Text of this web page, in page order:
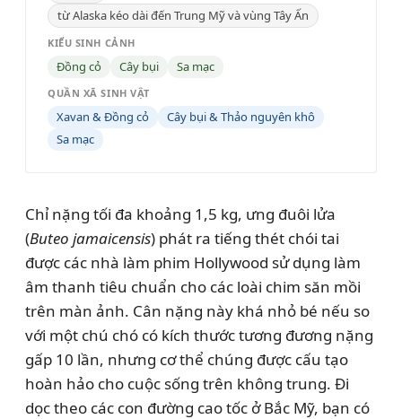
từ Alaska kéo dài đến Trung Mỹ và vùng Tây Ấn
KIỂU SINH CẢNH
Đồng cỏ Cây bụi Sa mạc
QUẦN XÃ SINH VẬT
Xavan & Đồng cỏ
Cây bụi & Thảo nguyên khô
Sa mạc
Chỉ nặng tối đa khoảng 1,5 kg, ưng đuôi lửa
(Buteo jamaicensis) phát ra tiếng thét chói tai
được các nhà làm phim Hollywood sử dụng làm
âm thanh tiêu chuẩn cho các loài chim săn mồi
trên màn ảnh. Cân nặng này khá nhỏ bé nếu so
với một chú chó có kích thước tương đương nặng
gấp 10 lần, nhưng cơ thể chúng được cấu tạo
hoàn hảo cho cuộc sống trên không trung. Đi
dọc theo các con đường cao tốc ở Bắc Mỹ, bạn có